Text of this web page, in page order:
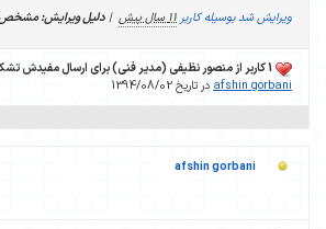
ویرایش شد بوسیله کاربر 11 سال پیش |دلیل ویرایش:
afshin gorbani در تاریخ 1394/08/02
afshin gorbani